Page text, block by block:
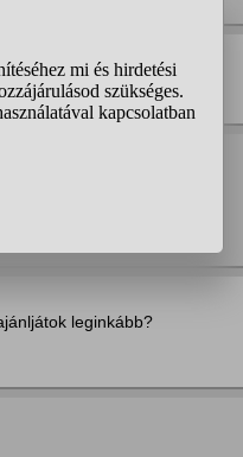
büdös a szája.
leginkább?